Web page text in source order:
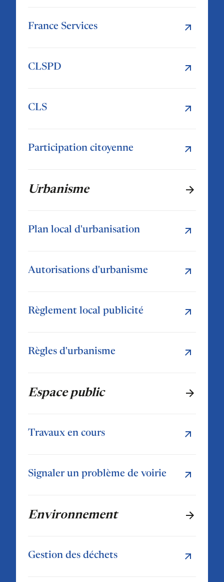
France Services
CLSPD
CLS
Participation citoyenne
Urbanisme
Plan local d'urbanisation
Autorisations d'urbanisme
Règlement local publicité
Règles d'urbanisme
Espace public
Travaux en cours
Signaler un problème de voirie
Environnement
Gestion des déchets